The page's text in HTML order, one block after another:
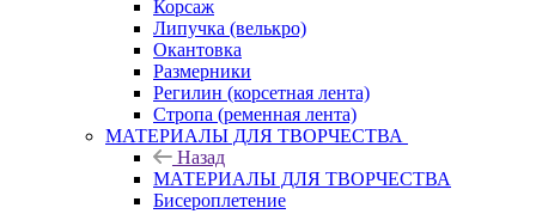
Корсаж
Липучка (велькро)
Окантовка
Размерники
Регилин (корсетная лента)
Стропа (ременная лента)
МАТЕРИАЛЫ ДЛЯ ТВОРЧЕСТВА
Назад
МАТЕРИАЛЫ ДЛЯ ТВОРЧЕСТВА
Бисероплетение